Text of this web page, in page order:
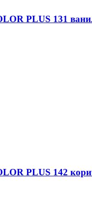
PLUS 131
PLUS 142